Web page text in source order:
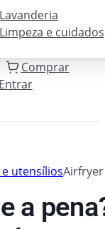
Lavanderia
Limpeza e cuidados
Comprar
Entrar
utensíliosAirfryer
a